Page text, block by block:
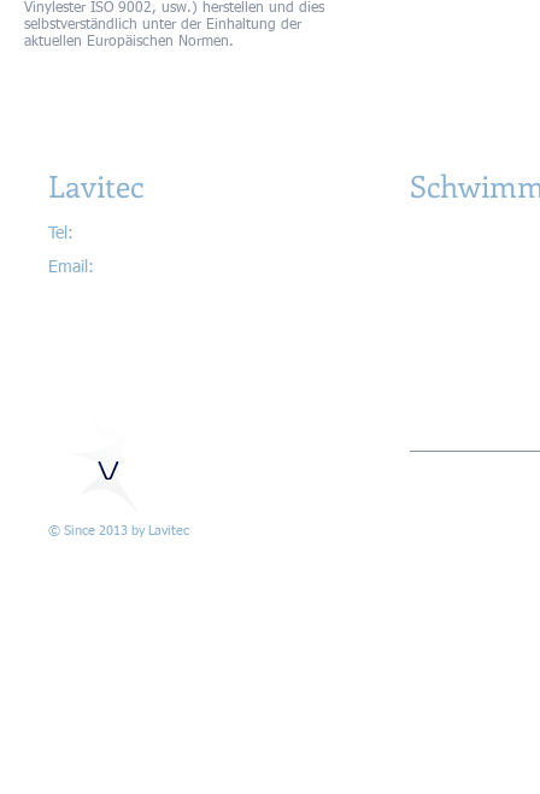
Vinylester ISO 9002, usw.) herstellen und dies
selbstverständlich unter der Einhaltung der
aktuellen Europäischen Normen.
Lavitec
Tel:
Email:
© Since 2013 by Lavitec